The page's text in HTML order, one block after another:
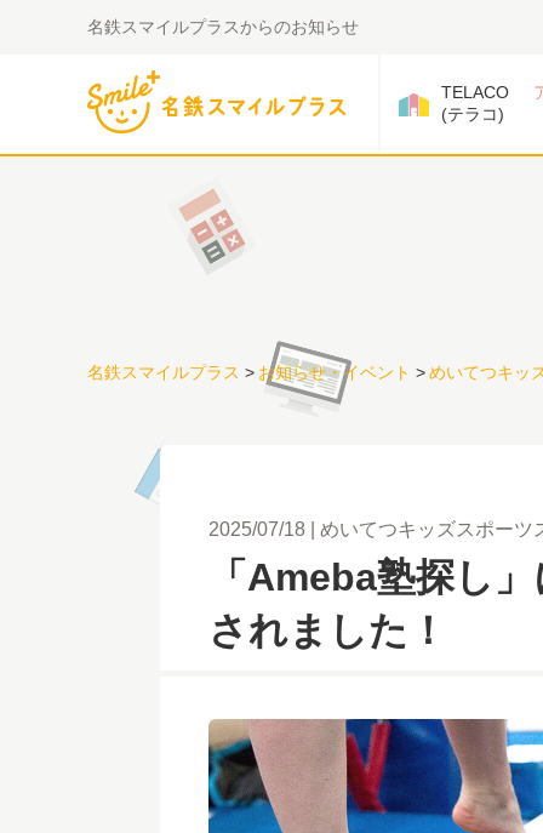
名鉄スマイルプラスからのお知らせ
TELACO
(テラコ)
名鉄スマイルプラス > お知らせ・イベント >めいてつキッ
2025/07/18 めいてつキッズスポーツ
「Ameba塾探し
されました！